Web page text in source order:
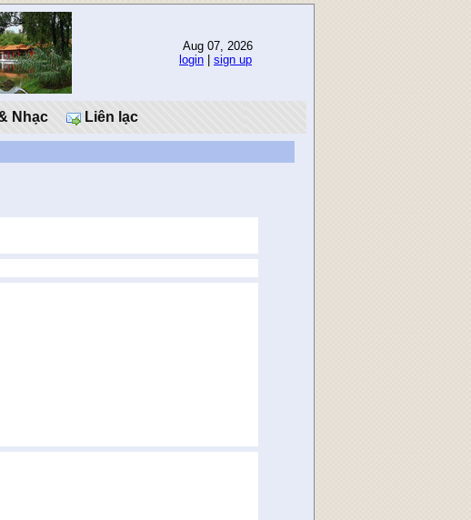
Aug 07, 2026
login
sign up
Nhạc Liên lạc